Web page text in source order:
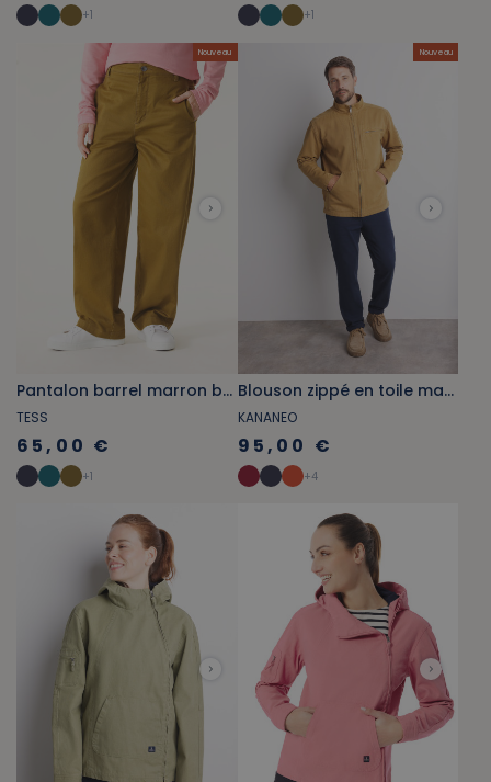
+1 +1
Nouveau
Pantalon barrel marron bronze
TESS
65,00 €
+1
Nouveau
Blouson zippé en toile marron bronze
KANANEO
95,00 €
+4